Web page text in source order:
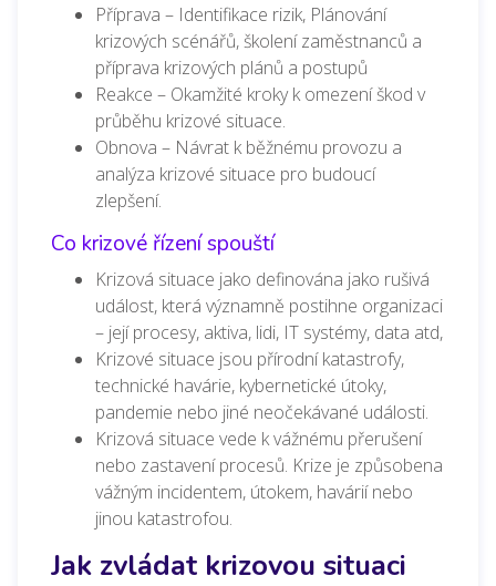
Příprava – Identifikace rizik, Plánování
krizových scénářů, školení zaměstnanců a
příprava krizových plánů a postupů
Reakce – Okamžité kroky k omezení škod v
průběhu krizové situace.
Obnova – Návrat k běžnému provozu a
analýza krizové situace pro budoucí
zlepšení.
Co krizové řízení spouští
Krizová situace jako definována jako rušivá
událost, která významně postihne organizaci
– její procesy, aktiva, lidi, IT systémy, data atd,
Krizové situace jsou přírodní katastrofy,
technické havárie, kybernetické útoky,
pandemie nebo jiné neočekávané události.
Krizová situace vede k vážnému přerušení
nebo zastavení procesů. Krize je způsobena
vážným incidentem, útokem, havárií nebo
jinou katastrofou.
Jak zvládat krizovou situaci